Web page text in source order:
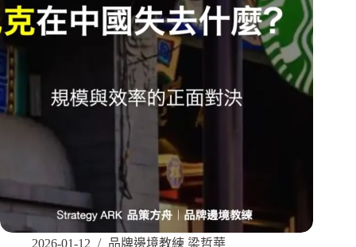
2026-01-12 品牌邊境教練 梁哲華